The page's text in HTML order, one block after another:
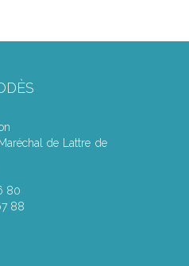
de Lattre de
80
88